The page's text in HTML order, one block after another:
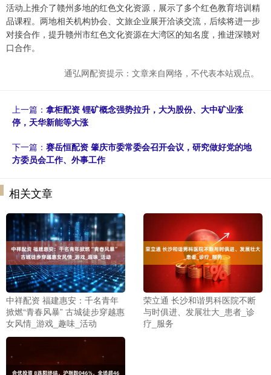
活动上推介了赣州多地的红色文化资源，展示了多个红色教育培训精
品课程。两地相关机构协会、文旅企业展开洽谈交流，后续将进一步
对接合作，提升赣州市红色文化资源在大湾区的知名度，推进深赣对
口合作。
通弘网配资提示：文章来自网络，不代表本站观点。
上一篇： 拿柜配资 锂矿概念强势拉升，大为股份、大中矿业涨
停，天华新能等大涨
下一篇： 赛岳恒配资 肇庆市委常委会召开会议，研究做好党的地
方委员会工作、外事工作
相关文章
中祥配资 福建惠安：千名青年
掀燃“青春风暴” 古城徒步穿越惠
女风情_游戏_趣味_活动
荣立通 长沙和谐男科医院不断
与时俱进、发展壮大_患者_诊
疗_服务